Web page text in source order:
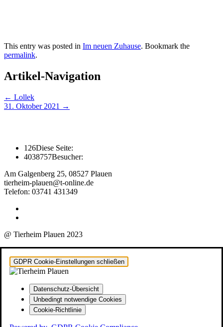
This entry was posted in Im neuen Zuhause. Bookmark the
permalink.
Artikel-Navigation
← Lollek
31. Oktober 2021 →
126Diese Seite:
4038757Besucher:
Am Galgenberg 25, 08527 Plauen
tierheim-plauen@t-online.de
Telefon: 03741 431349
@ Tierheim Plauen 2023
GDPR Cookie-Einstellungen schließen
Datenschutz-Übersicht
Unbedingt notwendige Cookies
Cookie-Richtlinie